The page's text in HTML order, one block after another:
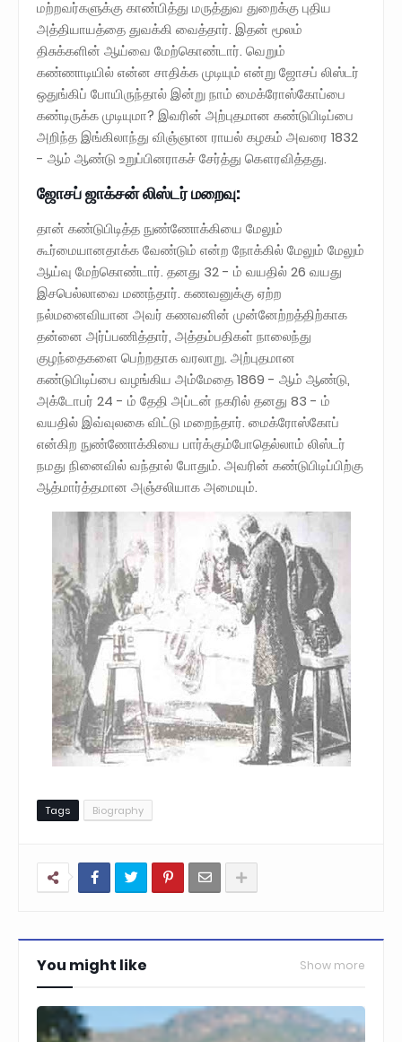
மற்றவர்களுக்கு காண்பித்து மருத்துவ துறைக்கு புதிய
அத்தியாயத்தை துவக்கி வைத்தார். இதன் மூலம்
திசுக்களின் ஆய்வை மேற்கொண்டார். வெறும்
கண்ணாடியில் என்ன சாதிக்க முடியும் என்று ஜோசப் லிஸ்டர்
ஒதுங்கிப் போயிருந்தால் இன்று நாம் மைக்ரோஸ்கோப்பை
கண்டிருக்க முடியுமா? இவரின் அற்புதமான கண்டுபிடிப்பை
அறிந்த இங்கிலாந்து விஞ்ஞான ராயல் கழகம் அவரை 1832
- ஆம் ஆண்டு உறுப்பினராகச் சேர்த்து கௌரவித்தது.
ஜோசப் ஜாக்சன் லிஸ்டர் மறைவு:
தான் கண்டுபிடித்த நுண்ணோக்கியை மேலும்
கூர்மையானதாக்க வேண்டும் என்ற நோக்கில் மேலும் மேலும்
ஆய்வு மேற்கொண்டார். தனது 32 - ம் வயதில் 26 வயது
இசபெல்லாவை மணந்தார். கணவனுக்கு ஏற்ற
நல்மனைவியான அவர் கணவனின் முன்னேற்றத்திற்காக
தன்னை அர்ப்பணித்தார், அத்தம்பதிகள் நாலைந்து
குழந்தைகளை பெற்றதாக வரலாறு. அற்புதமான
கண்டுபிடிப்பை வழங்கிய அம்மேதை 1869 - ஆம் ஆண்டு,
அக்டோபர் 24 - ம் தேதி அப்டன் நகரில் தனது 83 - ம்
வயதில் இவ்வுலகை விட்டு மறைந்தார். மைக்ரோஸ்கோப்
என்கிற நுண்ணோக்கியை பார்க்கும்போதெல்லாம் லிஸ்டர்
நமது நினைவில் வந்தால் போதும். அவரின் கண்டுபிடிப்பிற்கு
ஆத்மார்த்தமான அஞ்சலியாக அமையும்.
Tags Biography
You might like Show more